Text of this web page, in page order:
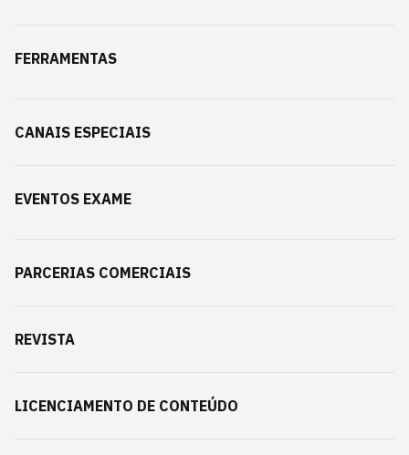
FERRAMENTAS
CANAIS ESPECIAIS
EVENTOS EXAME
PARCERIAS COMERCIAIS
REVISTA
LICENCIAMENTO DE CONTEÚDO